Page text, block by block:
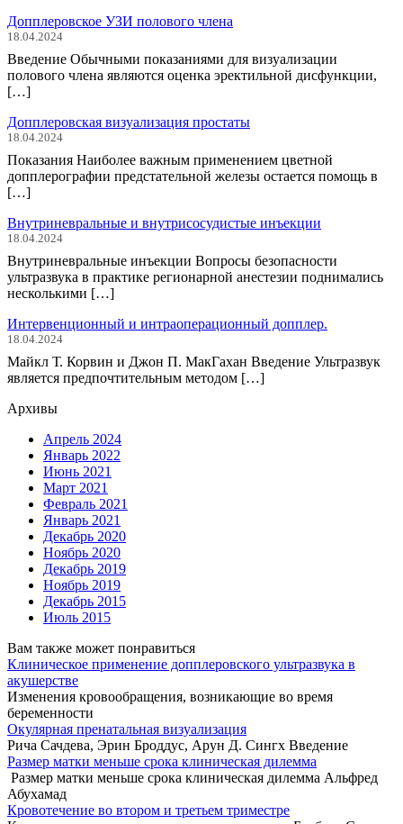
Допплеровское УЗИ полового члена
18.04.2024
Введение Обычными показаниями для визуализации
полового члена являются оценка эректильной дисфункции,
[…]
Допплеровская визуализация простаты
18.04.2024
Показания Наиболее важным применением цветной
допплерографии предстательной железы остается помощь в
[…]
Внутриневральные и внутрисосудистые инъекции
18.04.2024
Внутриневральные инъекции Вопросы безопасности
ультразвука в практике регионарной анестезии поднимались
несколькими […]
Интервенционный и интраоперационный допплер.
18.04.2024
Майкл Т. Корвин и Джон П. МакГахан Введение Ультразвук
является предпочтительным методом […]
Архивы
Апрель 2024
Январь 2022
Июнь 2021
Март 2021
Февраль 2021
Январь 2021
Декабрь 2020
Ноябрь 2020
Декабрь 2019
Ноябрь 2019
Декабрь 2015
Июль 2015
Вам также может понравиться
Клиническое применение допплеровского ультразвука в
акушерстве
Изменения кровообращения, возникающие во время
беременности
Окулярная пренатальная визуализация
Рича Сачдева, Эрин Броддус, Арун Д. Сингх Введение
Размер матки меньше срока клиническая дилемма
Размер матки меньше срока клиническая дилемма Альфред
Абухамад
Кровотечение во втором и третьем триместре